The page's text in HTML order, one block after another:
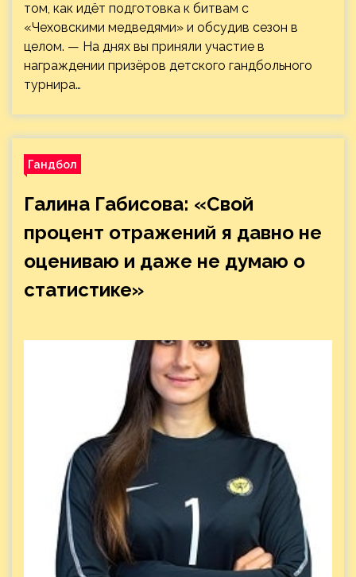
том, как идёт подготовка к битвам с
«Чеховскими медведями» и обсудив сезон в
целом. — На днях вы приняли участие в
награждении призёров детского гандбольного
турнира…
Гандбол
Галина Габисова: «Свой
процент отражений я давно не
оцениваю и даже не думаю о
статистике»